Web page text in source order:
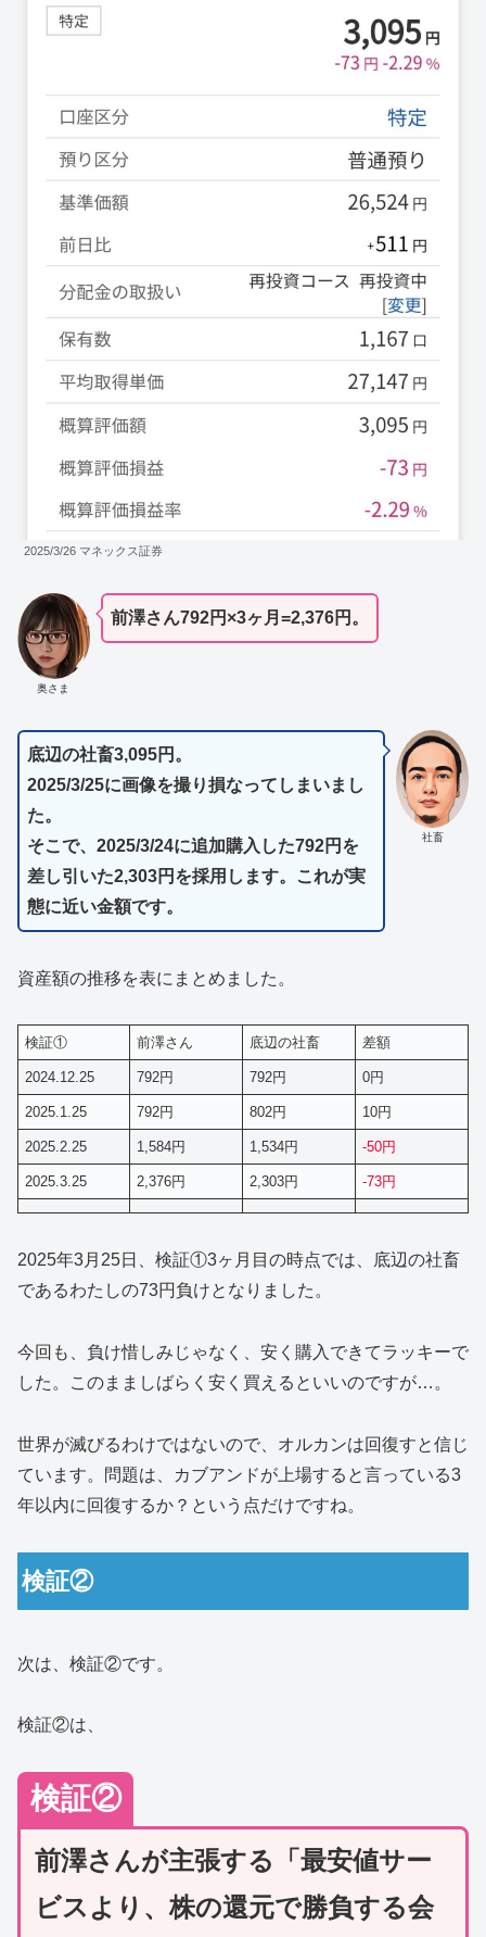
2025/3/26 マネックス証券
奥さま
前澤さん792円×3ヶ月=2,376円。
社畜
底辺の社畜3,095円。
2025/3/25に画像を撮り損なってしまいまし
た。
そこで、2025/3/24に追加購入した792円を
差し引いた2,303円を採用します。これが実
態に近い金額です。
資産額の推移を表にまとめました。
検証① 前澤さん 底辺の社畜 差額
2024.12.25 792円 792円 0円
2025.1.25 792円 802円 10円
2025.2.25 1,584円 1,534円 -50円
2025.3.25 2,376円 2,303円 -73円
2025年3月25日、検証①3ヶ月目の時点では、底辺の社畜
であるわたしの73円負けとなりました。
今回も、負け惜しみじゃなく、安く購入できてラッキーで
した。このまましばらく安く買えるといいのですが…。
世界が滅びるわけではないので、オルカンは回復すと信じ
ています。問題は、カブアンドが上場すると言っている3
年以内に回復するか？という点だけですね。
検証②
次は、検証②です。
検証②は、
検証②
前澤さんが主張する「最安値サー
ビスより、株の還元で勝負する会